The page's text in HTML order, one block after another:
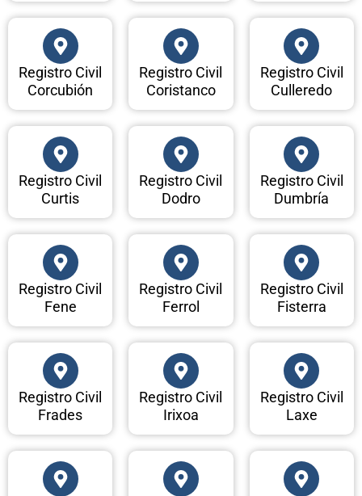
Registro Civil
Corcubión
Registro Civil
Coristanco
Registro Civil
Culleredo
Registro Civil
Curtis
Registro Civil
Dodro
Registro Civil
Dumbría
Registro Civil
Fene
Registro Civil
Ferrol
Registro Civil
Fisterra
Registro Civil
Frades
Registro Civil
Irixoa
Registro Civil
Laxe